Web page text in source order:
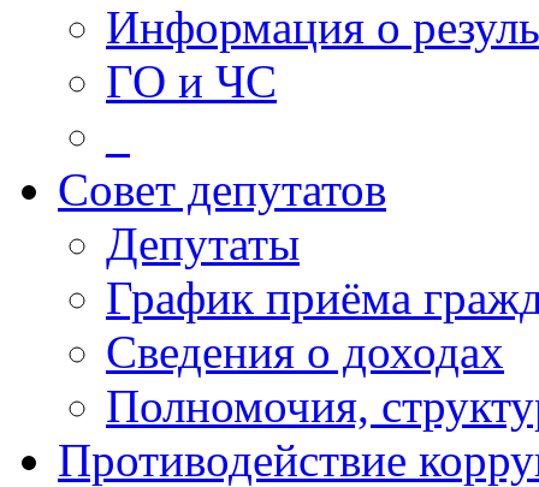
Информация о
ГО и ЧС
Совет депутатов
Депутаты
График приёма
Сведения о доходах
Полномочия,
Противодействие